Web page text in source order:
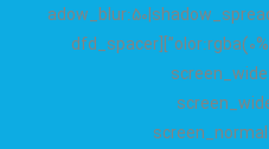
olor:rgba(0%2C0%2C0%2C0.35)”][dfd_spacer